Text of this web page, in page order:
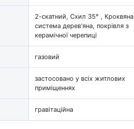
2-скатний, Схил 35° , Кроквяна
система дерев'яна, покрівля з
керамічної черепиці
газовий
застосовано у всіх житлових
приміщеннях
гравітаційна